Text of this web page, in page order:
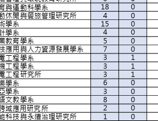
育與運動科學系 18 0
動休閒與餐旅管理研究所
4 0
學系 15 0
學系 4 0
業教育學系 5 0
技應用與人力資源發展學系
7 0
工程學系 3 1
機工程學系 3 1
電工程研究所 3 1
學系 6 0
學系 3 0
文教學系 8 0
學院
域應用研究所 2 0
學院
能科技與永續治理研究所
1 0